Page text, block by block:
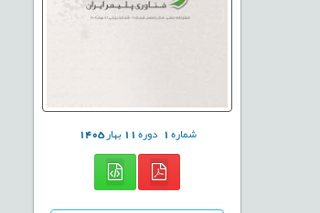
شماره1 دوره11بهار1405